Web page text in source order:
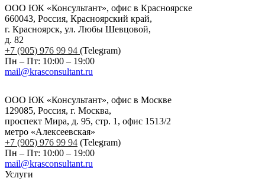
ООО ЮК «Консультант», офис в Красноярске
660043, Россия, Красноярский край,
г. Красноярск, ул. Любы Шевцовой,
д. 82
+7 (905) 976 99 94 (Telegram)
Пн – Пт: 10:00 – 19:00
mail@krasconsultant.ru
ООО ЮК «Консультант», офис в Москве
129085, Россия, г. Москва,
проспект Мира, д. 95, стр. 1, офис 1513/2
метро «Алексеевская»
+7 (905) 976 99 94 (Telegram)
Пн – Пт: 10:00 – 19:00
mail@krasconsultant.ru
Услуги